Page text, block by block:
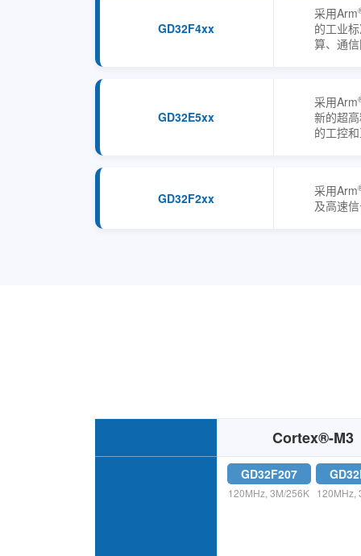
GD32F4xx
采用Arm
的工业
算、通
GD32E5xx
采用Arm
新的超
的工控
GD32F2xx 采用Arm
及高速
Cortex®-M3
GD32F207
120MHz, 3M/256K 120MHz,